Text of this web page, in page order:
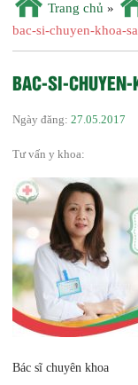
Trang chủ »
bac-si-chuyen-khoa-
BAC-SI-
Ngày đăng: 27.05.2017
Tư vấn y khoa:
Bác sĩ chuyên khoa